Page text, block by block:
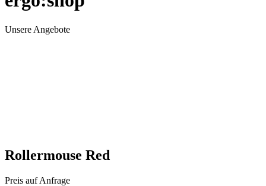
Unsere Angebote
Rollermouse Red
Preis auf Anfrage